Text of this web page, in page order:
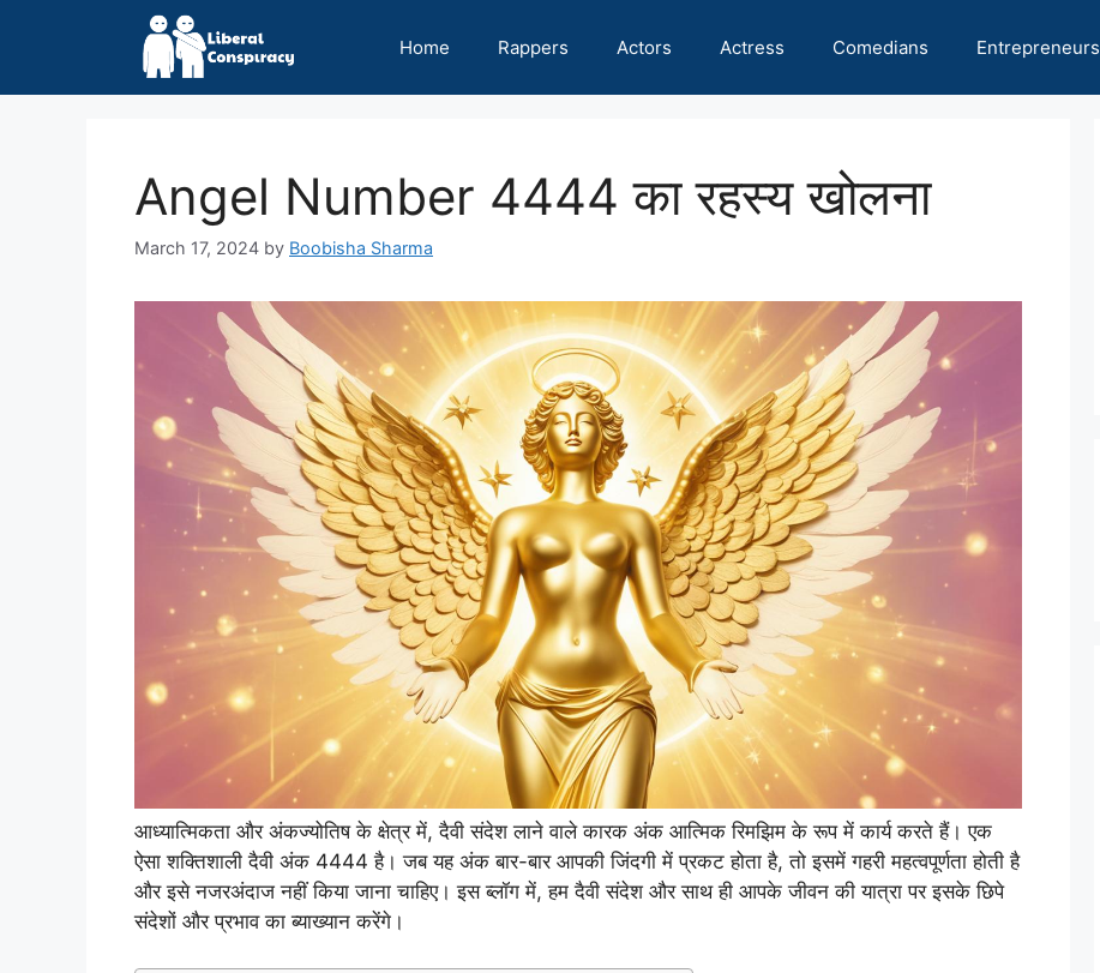
Home Rappers Actors Actress Comedians Entrepreneurs
Angel Number 4444 का रहस्य खोलना
March 17, 2024 by Boobisha Sharma
आध्यात्मिकता और अंकज्योतिष के क्षेत्र में, दैवी संदेश लाने वाले कारक अंक आत्मिक रिमझिम के रूप में कार्य करते हैं। एक
ऐसा शक्तिशाली दैवी अंक 4444 है। जब यह अंक बार-बार आपकी जिंदगी में प्रकट होता है, तो इसमें गहरी महत्वपूर्णता होती है
और इसे नजरअंदाज नहीं किया जाना चाहिए। इस ब्लॉग में, हम दैवी संदेश और साथ ही आपके जीवन की यात्रा पर इसके छिपे
संदेशों और प्रभाव का ब्याख्यान करेंगे।